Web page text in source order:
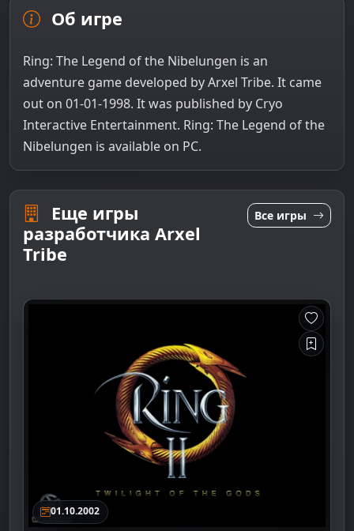
Об игре
Ring: The Legend of the Nibelungen is an
adventure game developed by Arxel Tribe. It came
out on 01-01-1998. It was published by Cryo
Interactive Entertainment. Ring: The Legend of the
Nibelungen is available on PC.
Еще игры
разработчика Arxel
Tribe
Все игры
01.10.2002